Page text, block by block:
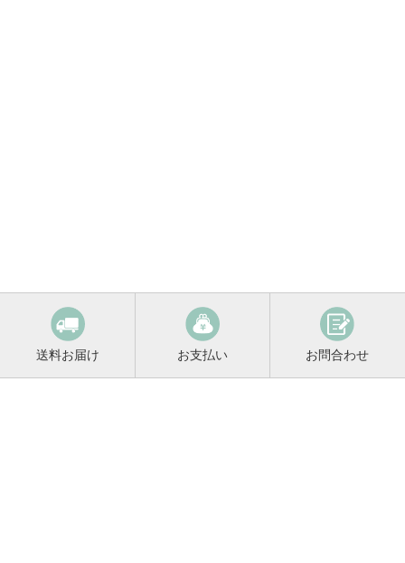
送料お届け お支払い お問合わせ